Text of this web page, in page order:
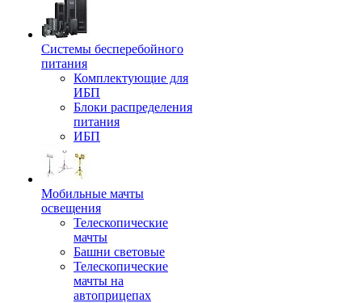
Системы бесперебойного
питания
Комплектующие для
ИБП
Блоки распределения
питания
ИБП
Мобильные мачты
освещения
Телескопические
мачты
Башни световые
Телескопические
мачты на
автоприцепах